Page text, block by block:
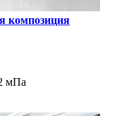
композиция
мПа